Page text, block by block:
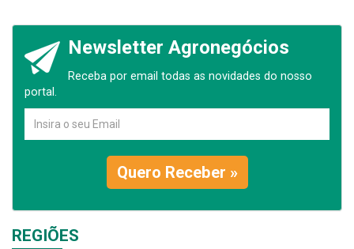
Newsletter Agronegócios
Receba por email todas as novidades do nosso
portal.
Quero Receber »
REGIÕES